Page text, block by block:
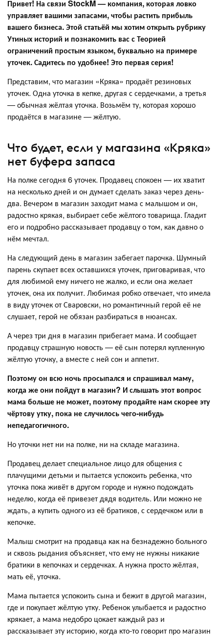
Привет! На связи StockM — компания, которая ловко
управляет вашими запасами, чтобы растить прибыль
вашего бизнеса. Этой статьёй мы хотим открыть рубрику
Утиных историй и познакомить вас с Теорией
ограничений простым языком, буквально на примере
уточек. Садитесь по удобнее! Это первая серия!
Представим, что магазин «Кряка» продаёт резиновых
уточек. Одна уточка в кепке, другая с сердечками, а третья
— обычная жёлтая уточка. Возьмём ту, которая хорошо
продаётся в магазине — жёлтую.
Что будет, если у магазина «Кряка»
нет буфера запаса
На полке сегодня 6 уточек. Продавец спокоен — их хватит
на несколько дней и он думает сделать заказ через день-
два. Вечером в магазин заходит мама с малышом и он,
радостно крякая, выбирает себе жёлтого товарища. Гладит
его и подробно рассказывает продавцу о том, как давно о
нём мечтал.
На следующий день в магазин забегает парочка. Шумный
парень скупает всех оставшихся уточек, приговаривая, что
для любимой ему ничего не жалко, и если она желает
уточек, она их получит. Любимая робко отвечает, что имела
в виду уточек от Сваровски, но романтичный герой её не
слушает, герой не обязан разбираться в нюансах.
А через три дня в магазин прибегает мама. И сообщает
продавцу страшную новость — её сын потерял купленную
жёлтую уточку, а вместе с ней сон и аппетит.
Поэтому он всю ночь просыпался и спрашивал маму,
когда же они пойдут в магазин? И слышать этот вопрос
мама больше не может, поэтому продайте нам скорее эту
чёртову утку, пока не случилось чего-нибудь
непедагогичного.
Но уточки нет ни на полке, ни на складе магазина.
Продавец делает специальное лицо для общения с
плачущими детьми и пытается успокоить ребенка, что
уточка пока живёт в другом городе и нужно подождать
неделю, когда её привезет дядя водитель. Или можно не
ждать, а купить одного из её братиков, с сердечком или в
кепочке.
Малыш смотрит на продавца как на безнадежно больного
и сквозь рыдания объясняет, что ему не нужны никакие
братики в кепочках и сердечках. А нужна просто жёлтая,
мать её, уточка.
Мама пытается успокоить сына и бежит в другой магазин,
где и покупает жёлтую утку. Ребенок улыбается и радостно
крякает, а мама недобро цокает каждый раз и
рассказывает эту историю, когда кто-то говорит про магазин